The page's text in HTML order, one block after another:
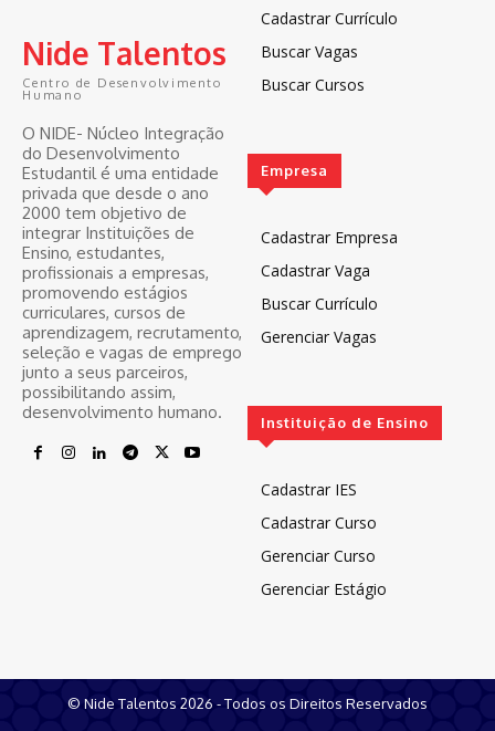
Nide Talentos
Centro de Desenvolvimento
Humano
O NIDE- Núcleo Integração
do Desenvolvimento
Estudantil é uma entidade
privada que desde o ano
2000 tem objetivo de
integrar Instituições de
Ensino, estudantes,
profissionais a empresas,
promovendo estágios
curriculares, cursos de
aprendizagem, recrutamento,
seleção e vagas de emprego
junto a seus parceiros,
possibilitando assim,
desenvolvimento humano.
Cadastrar Currículo
Buscar Vagas
Buscar Cursos
Empresa
Cadastrar Empresa
Cadastrar Vaga
Buscar Currículo
Gerenciar Vagas
Instituição de Ensino
Cadastrar IES
Cadastrar Curso
Gerenciar Curso
Gerenciar Estágio
© Nide Talentos 2026 - Todos os Direitos Reservados